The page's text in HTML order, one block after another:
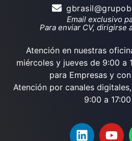
Email exclusivo
Para enviar CV, dirigirse
Atención en nuestras
miércoles y jueves de 9:00 a
para Empresas y
Atención por canales
9:00 a